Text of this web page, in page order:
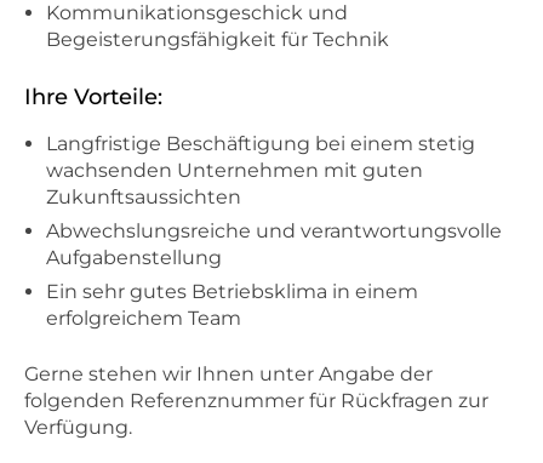
Kommunikationsgeschick und
Begeisterungsfähigkeit für Technik
Ihre Vorteile:
Langfristige Beschäftigung bei einem stetig
wachsenden Unternehmen mit guten
Zukunftsaussichten
Abwechslungsreiche und verantwortungsvolle
Aufgabenstellung
Ein sehr gutes Betriebsklima in einem
erfolgreichem Team
Gerne stehen wir Ihnen unter Angabe der
folgenden Referenznummer für Rückfragen zur
Verfügung.